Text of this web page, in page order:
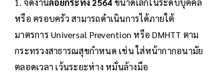
1. จัดงานลอยกระทง 2564 ขนาดเล็กในระดับบุคคล
หรือ ครอบครัว สามารถดำเนินการได้ภายใต้
มาตรการ Universal Prevention หรือ DMHTT ตาม
กระทรวงสาธารณสุขกำหนด เช่น ใส่หน้ากากอนามัย
ตลอดเวลา เว้นระยะห่าง หมั่นล้างมือ